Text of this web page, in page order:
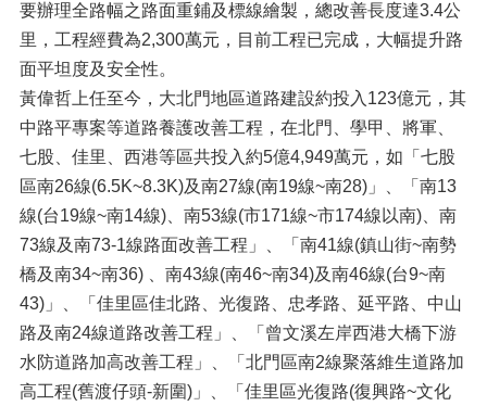
要辦理全路幅之路面重鋪及標線繪製，總改善長度達3.4公
里，工程經費為2,300萬元，目前工程已完成，大幅提升路
面平坦度及安全性。
黃偉哲上任至今，大北門地區道路建設約投入123億元，其
中路平專案等道路養護改善工程，在北門、學甲、將軍、
七股、佳里、西港等區共投入約5億4,949萬元，如「七股
區南26線(6.5K~8.3K)及南27線(南19線~南28)」、「南13
線(台19線~南14線)、南53線(市171線~市174線以南)、南
73線及南73-1線路面改善工程」、「南41線(鎮山街~南勢
橋及南34~南36) 、南43線(南46~南34)及南46線(台9~南
43)」、「佳里區佳北路、光復路、忠孝路、延平路、中山
路及南24線道路改善工程」、「曾文溪左岸西港大橋下游
水防道路加高改善工程」、「北門區南2線聚落維生道路加
高工程(舊渡仔頭-新圍)」、「佳里區光復路(復興路~文化